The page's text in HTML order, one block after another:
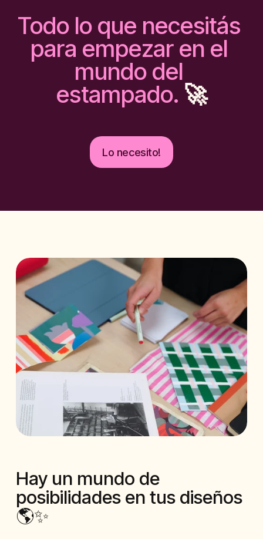
Todo lo que necesitás
para empezar en el
mundo del
estampado. ​🚀​
Lo necesito!
Hay un mundo de
posibilidades en tus diseños
🌎✨